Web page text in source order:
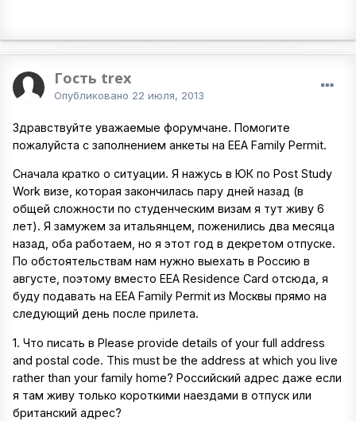
Гость trex
Опубликовано 22 июля, 2013
Здравствуйте уважаемые форумчане. Помогите
пожалуйста с заполнением анкеты на EEA Family Permit.
Сначала кратко о ситуации. Я нажусь в ЮК по Post Study
Work визе, которая закончилась пару дней назад (в
общей сложности по студенческим визам я тут живу 6
лет). Я замужем за итальянцем, поженились два месяца
назад, оба работаем, но я этот год в декретом отпуске.
По обстоятельствам нам нужно выехать в Россию в
августе, поэтому вместо EEA Residence Card отсюда, я
буду подавать на EEA Family Permit из Москвы прямо на
следующий день после прилета.
1. Что писать в Please provide details of your full address
and postal code. This must be the address at which you live
rather than your family home? Российский адрес даже если
я там живу только короткими наездами в отпуск или
британский адрес?